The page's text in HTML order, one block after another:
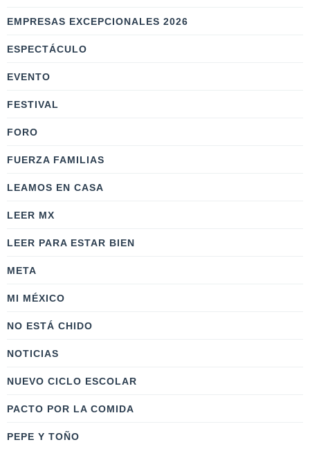
EMPRESAS EXCEPCIONALES 2026
ESPECTÁCULO
EVENTO
FESTIVAL
FORO
FUERZA FAMILIAS
LEAMOS EN CASA
LEER MX
LEER PARA ESTAR BIEN
META
MI MÉXICO
NO ESTÁ CHIDO
NOTICIAS
NUEVO CICLO ESCOLAR
PACTO POR LA COMIDA
PEPE Y TOÑO